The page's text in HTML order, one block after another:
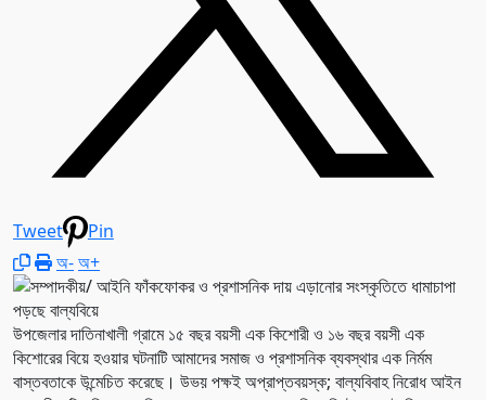
Tweet
Pin
অ-অ+
উপজেলার দাতিনাখালী গ্রামে ১৫ বছর বয়সী এক কিশোরী ও ১৬ বছর বয়সী এক
কিশোরের বিয়ে হওয়ার ঘটনাটি আমাদের সমাজ ও প্রশাসনিক ব্যবস্থার এক নির্মম
বাস্তবতাকে উন্মেচিত করেছে। উভয় পক্ষই অপ্রাপ্তবয়স্ক; বাল্যবিবাহ নিরোধ আইন